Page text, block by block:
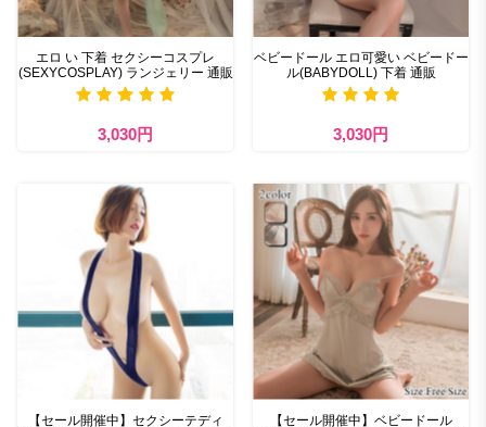
エロ い 下着 セクシーコスプレ
(SEXYCOSPLAY) ランジェリー 通販
3,030円
ベビードール エロ可愛い ベビードー
ル(BABYDOLL) 下着 通販
3,030円
【セール開催中】セクシーテディ
【セール開催中】ベビードール